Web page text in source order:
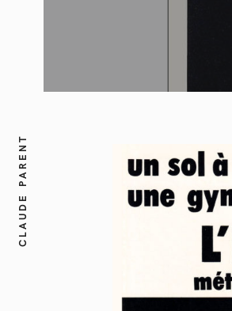
CLAUDE PARENT